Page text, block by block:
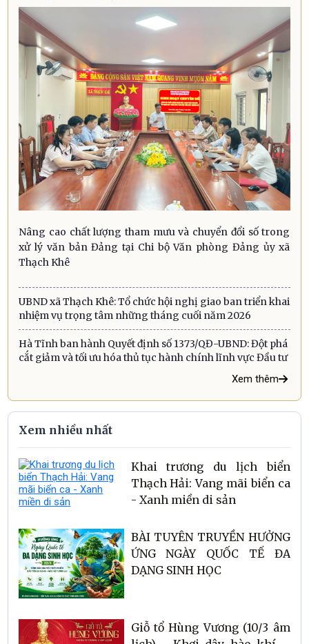
Nâng cao chất lượng tham mưu và chuyển đổi số trong
xử lý văn bản Đảng tại Chi bộ Văn phòng Đảng ủy xã
Thạch Khê
UBND xã Thạch Khê: Tổ chức hội nghị giao ban triển khai
nhiệm vụ trọng tâm những tháng cuối năm 2026
Hà Tĩnh ban hành Quyết định số 1373/QĐ-UBND: Đột phá
cắt giảm và tối ưu hóa thủ tục hành chính lĩnh vực Đầu tư
Xem thêm
Xem nhiều nhất
Khai trương du lịch biển
Thạch Hải: Vang mãi biển ca
- Xanh miền di sản
BÀI TUYÊN TRUYỀN HƯỞNG
ỨNG NGÀY QUỐC TẾ ĐA
DẠNG SINH HỌC
Giỗ tổ Hùng Vương (10/3 âm